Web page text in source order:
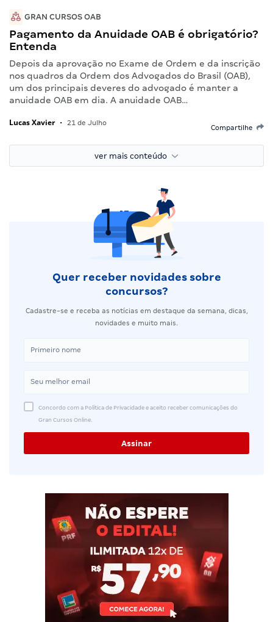
GRAN CURSOS OAB
Pagamento da Anuidade OAB é obrigatório?
Entenda
Depois da aprovação no Exame de Ordem e da inscrição
nos quadros da Ordem dos Advogados do Brasil (OAB),
um dos principais deveres do advogado é manter a
anuidade OAB em dia. A anuidade OAB…
Lucas Xavier • 21 de Julho
Compartilhe
ver mais conteúdo
Quer receber novidades sobre
concursos?
Cadastre-se e receba as notícias em destaque da semana, dicas,
novidades e muito mais.
Concordo com a Política de Privacidade e aceito receber comunicações do
Gran Cursos Online.